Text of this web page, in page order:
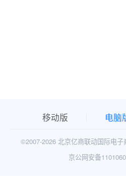
移动版 电脑
©2007-2026 北京亿商联动国际电
京公网安备